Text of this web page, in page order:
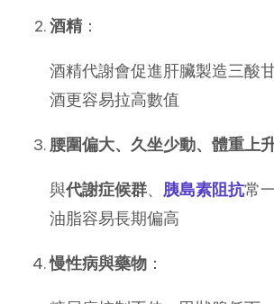
酒精：
酒精代謝會促進肝臟製造三酸
酒更容易拉高數值
腰圍偏大、久坐少動、體重上
與代謝症候群、 胰島素阻抗常
油脂容易長期偏高
慢性病與藥物 ：